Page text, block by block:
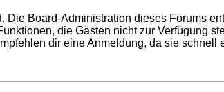
Board-Administration dieses Forums
die Gästen nicht zur Verfügung
dir eine Anmeldung, da sie